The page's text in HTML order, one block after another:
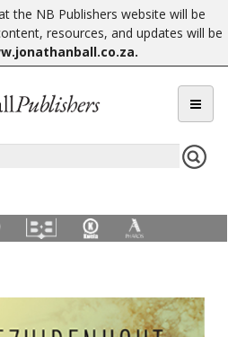
the NB Publishers website will be
resources, and updates will be
.